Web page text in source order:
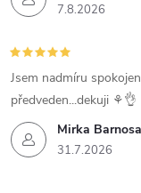
7.8.2026
Mirka
31.7.2026
Jsem nadmíru
předveden...dekuji ⚘️👌